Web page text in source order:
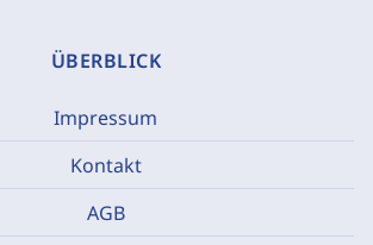
ÜBERBLICK
Impressum
Kontakt
AGB